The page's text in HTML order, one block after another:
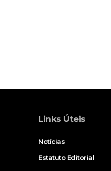
Links Úteis
Notícias
Estatuto Editorial